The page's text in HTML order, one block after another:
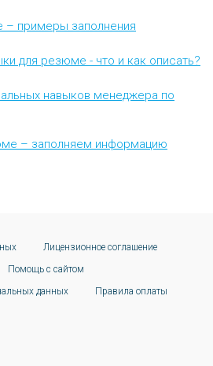
примеры заполнения
для резюме - что и как описать?
навыков менеджера по
– заполняем информацию
Лицензионное соглашение
Помощь с сайтом
данных
Правила оплаты